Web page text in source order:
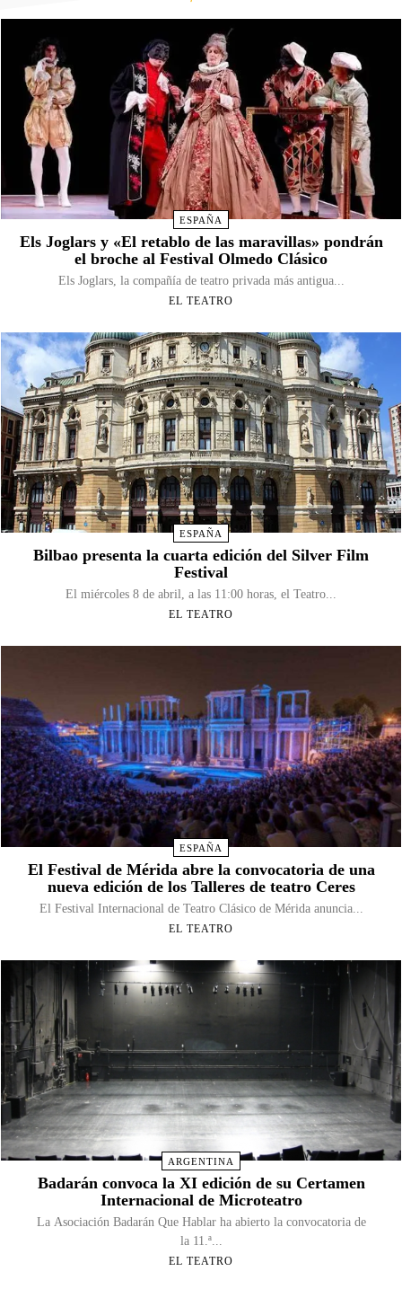
ESPAÑA
Els Joglars y «El retablo de las maravillas» pondrán
el broche al Festival Olmedo Clásico
Els Joglars, la compañía de teatro privada más antigua...
EL TEATRO
ESPAÑA
Bilbao presenta la cuarta edición del Silver Film
Festival
El miércoles 8 de abril, a las 11:00 horas, el Teatro...
EL TEATRO
ESPAÑA
El Festival de Mérida abre la convocatoria de una
nueva edición de los Talleres de teatro Ceres
El Festival Internacional de Teatro Clásico de Mérida anuncia...
EL TEATRO
ARGENTINA
Badarán convoca la XI edición de su Certamen
Internacional de Microteatro
La Asociación Badarán Que Hablar ha abierto la convocatoria de
la 11.ª...
EL TEATRO